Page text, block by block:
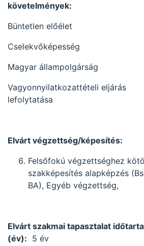
követelmények:
Büntetlen előélet
Cselekvőképesség
Magyar állampolgárság
Vagyonnyilatkozattételi eljárás
lefolytatása
Elvárt végzettség/képesítés:
Felsőfokú végzettséghez
szakképesítés alapképzés
BA), Egyéb végzettség,
Elvárt szakmai tapasztalat
(év): 5 év